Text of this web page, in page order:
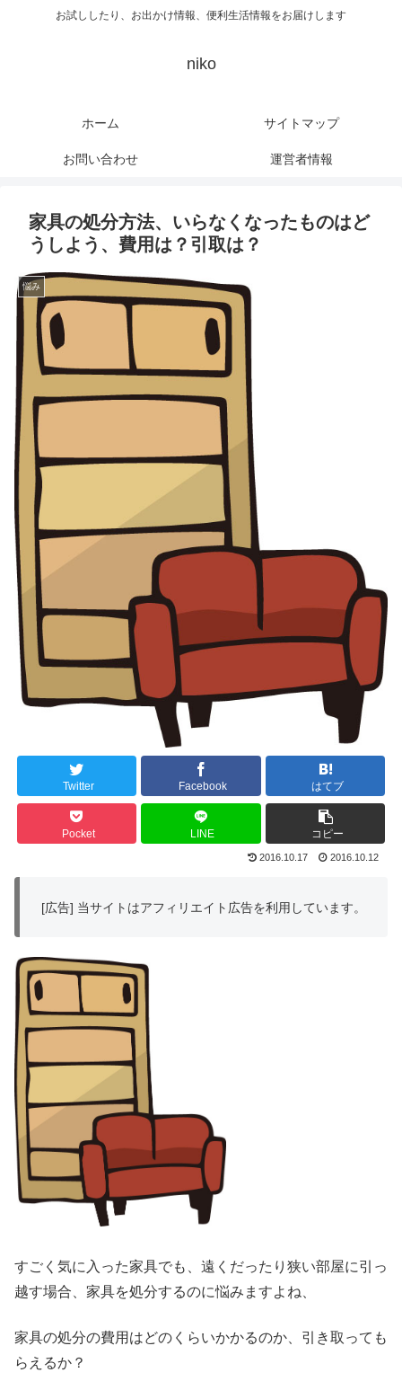
お試ししたり、お出かけ情報、便利生活情報をお届けします
niko
ホーム サイトマップ
お問い合わせ 運営者情報
家具の処分方法、いらなくなったものはど
うしよう、費用は？引取は？
悩み
Twitter Facebook はてブ
Pocket LINE コピー
2016.10.17 2016.10.12
[広告] 当サイトはアフィリエイト広告を利用しています。
すごく気に入った家具でも、遠くだったり狭い部屋に引っ
越す場合、家具を処分するのに悩みますよね、
家具の処分の費用はどのくらいかかるのか、引き取っても
らえるか？